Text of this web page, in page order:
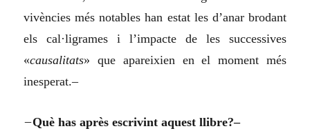
vivències més notables han estat les d’anar brodant
els cal·ligrames i l’impacte de les successives
«causalitats» que apareixien en el moment més
inesperat.–
–Què has après escrivint aquest llibre?–